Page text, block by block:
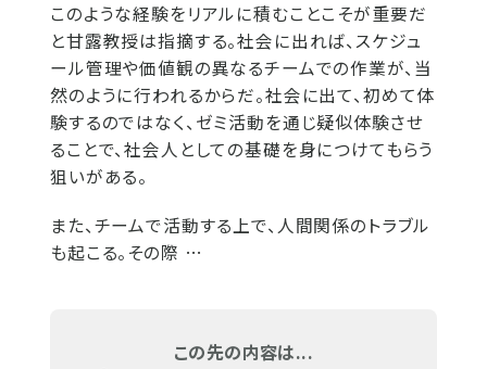
このような経験をリアルに積むことこそが重要だ
と甘露教授は指摘する。社会に出れば、スケジュ
ール管理や価値観の異なるチームでの作業が、当
然のように行われるからだ。社会に出て、初めて体
験するのではなく、ゼミ活動を通じ疑似体験させ
ることで、社会人としての基礎を身につけてもらう
狙いがある。
また、チームで活動する上で、人間関係のトラブル
も起こる。その際 …
この先の内容は...